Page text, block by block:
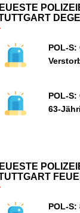
POL-
POL-
63-
POL-